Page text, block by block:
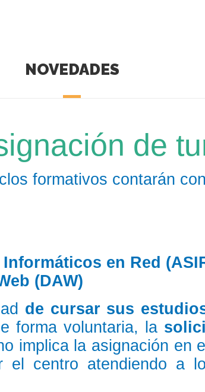
NOVEDADES
formativos contarán
en Red
(DAW)
de cursar sus
forma voluntaria, la
implica la asignación en
el centro atendiendo a
de